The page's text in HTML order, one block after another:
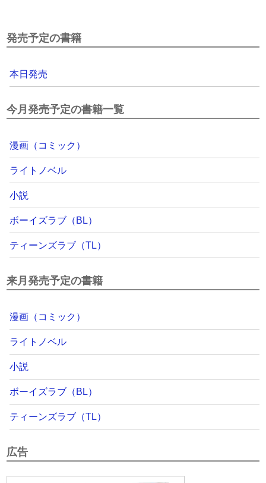
発売予定の書籍
本日発売
今月発売予定の書籍一覧
漫画（コミック）
ライトノベル
小説
ボーイズラブ（BL）
ティーンズラブ（TL）
来月発売予定の書籍
漫画（コミック）
ライトノベル
小説
ボーイズラブ（BL）
ティーンズラブ（TL）
広告